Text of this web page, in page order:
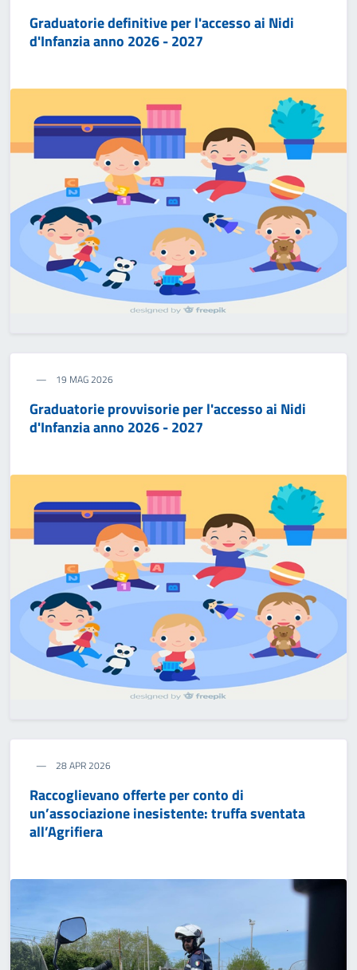
Graduatorie definitive per l'accesso ai Nidi
d'Infanzia anno 2026 - 2027
19 MAG 2026
Graduatorie provvisorie per l'accesso ai Nidi
d'Infanzia anno 2026 - 2027
28 APR 2026
Raccoglievano offerte per conto di
un’associazione inesistente: truffa sventata
all’Agrifiera